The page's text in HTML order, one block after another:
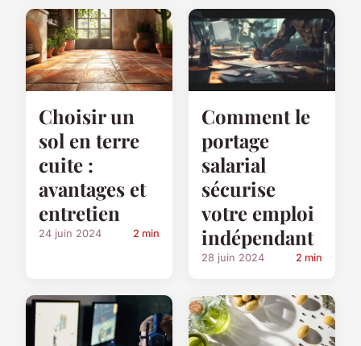
Choisir un
sol en terre
cuite :
avantages et
entretien
24 juin 2024 2 min
Comment le
portage
salarial
sécurise
votre emploi
indépendant
28 juin 2024 2 min